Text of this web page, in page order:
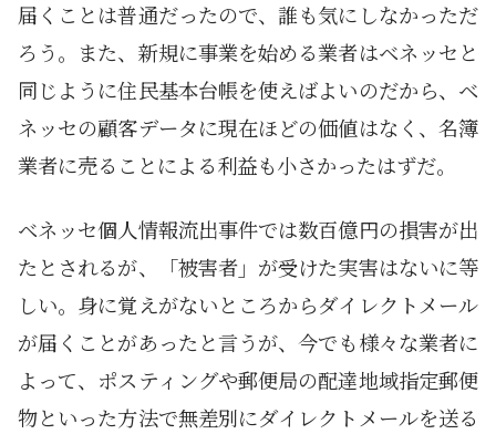
届くことは普通だったので、誰も気にしなかっただ
ろう。また、新規に事業を始める業者はベネッセと
同じように住民基本台帳を使えばよいのだから、ベ
ネッセの顧客データに現在ほどの価値はなく、名簿
業者に売ることによる利益も小さかったはずだ。
ベネッセ個人情報流出事件では数百億円の損害が出
たとされるが、「被害者」が受けた実害はないに等
しい。身に覚えがないところからダイレクトメール
が届くことがあったと言うが、今でも様々な業者に
よって、ポスティングや郵便局の配達地域指定郵便
物といった方法で無差別にダイレクトメールを送る